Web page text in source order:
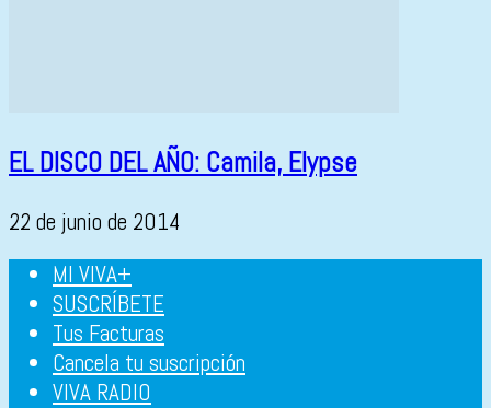
EL DISCO DEL AÑO: Camila, Elypse
22 de junio de 2014
MI VIVA+
SUSCRÍBETE
Tus Facturas
Cancela tu suscripción
VIVA RADIO